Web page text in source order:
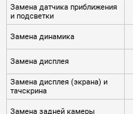
Замена датчика приближения
и подсветки
Замена динамика
Замена дисплея
Замена дисплея (экрана) и
тачскрина
Замена задней камеры